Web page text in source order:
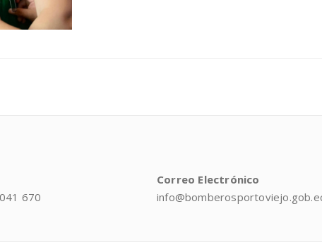
670
Correo Electrónico